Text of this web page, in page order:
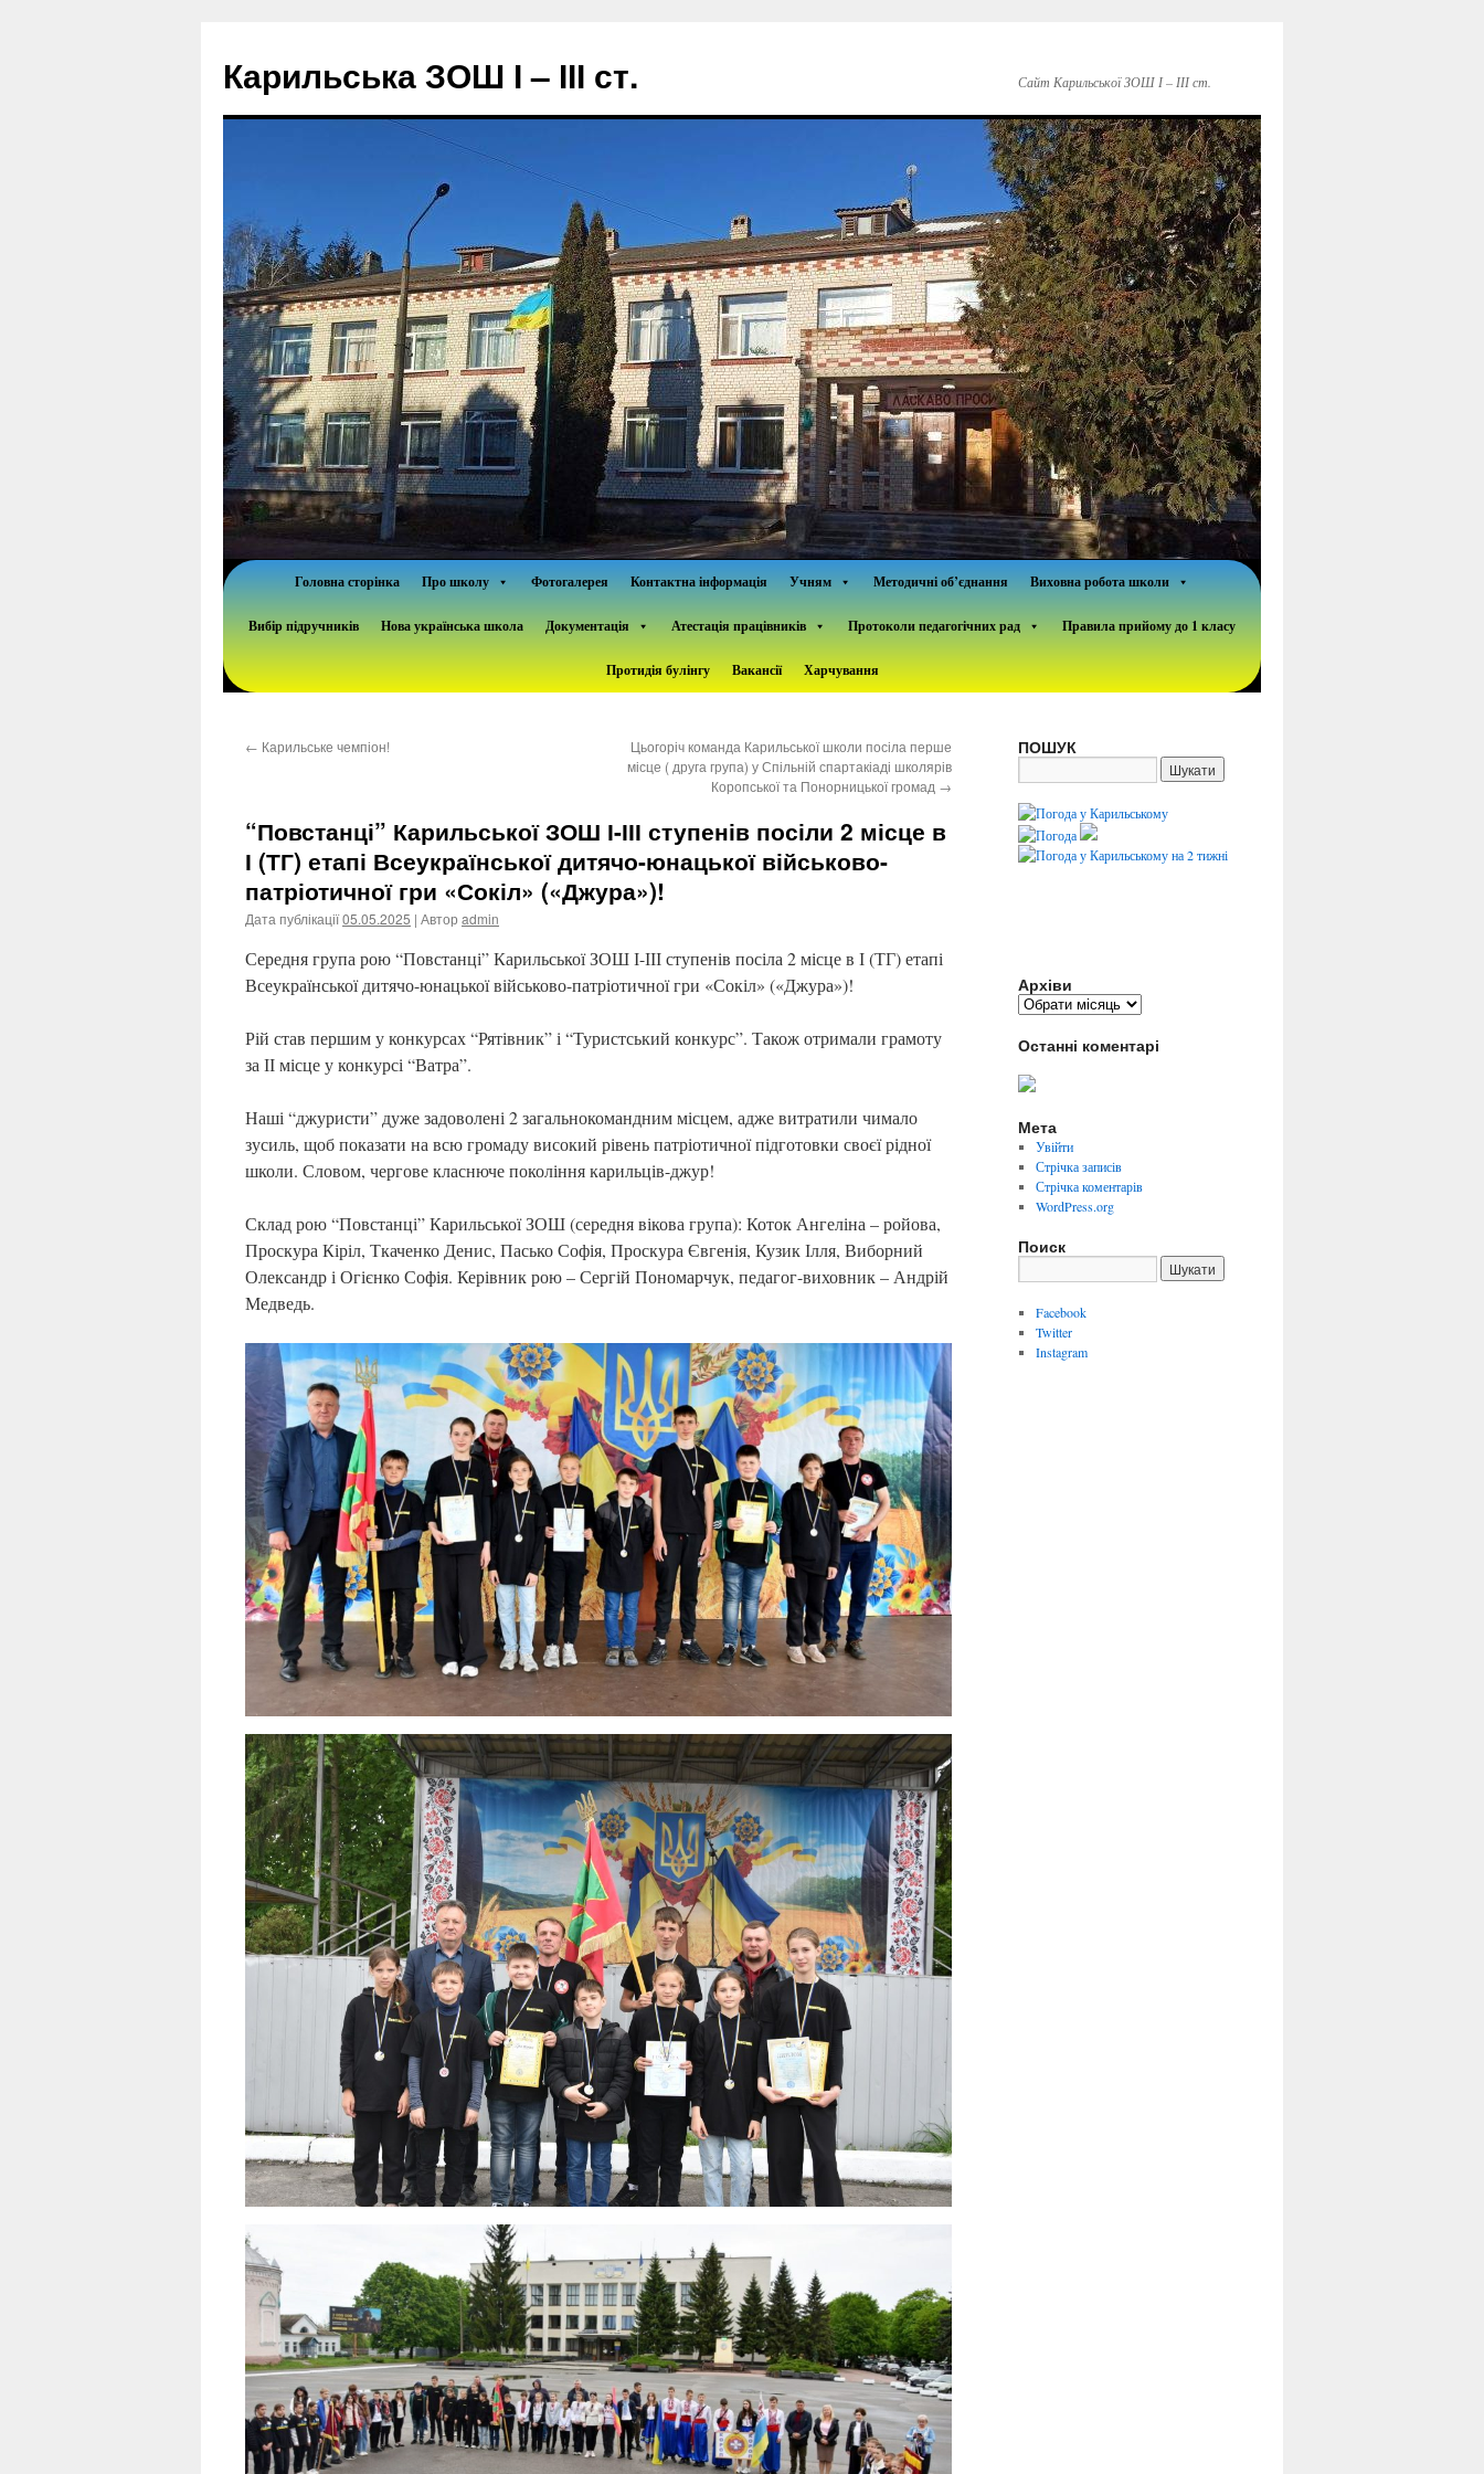
вмісту
Карильська ЗОШ І – ІІІ ст. Сайт Карильської ЗОШ І – ІІІ ст.
Головна сторінка Про школу Фотогалерея Контактна інформація Учням Методичні об’єднання Виховна робота школи
Вибір підручників Нова українська школа Документація Атестація працівників Протоколи педагогічних рад Правила прийому до 1 класу
Протидія булінгу Вакансії Харчування
← Карильське чемпіон!
Цьогоріч команда Карильської школи посіла перше
місце ( друга група) у Спільній спартакіаді школярів
Коропської та Понорницької громад →
“Повстанці” Карильської ЗОШ І-ІІІ ступенів посіли 2 місце в
І (ТГ) етапі Всеукраїнської дитячо-юнацької військово-
патріотичної гри «Сокіл» («Джура»)!
Дата публікації05.05.2025 | Автор admin
Середня група рою “Повстанці” Карильської ЗОШ І-ІІІ ступенів посіла 2 місце в І (ТГ) етапі
Всеукраїнської дитячо-юнацької військово-патріотичної гри «Сокіл» («Джура»)!
Рій став першим у конкурсах “Рятівник” і “Туристський конкурс”. Також отримали грамоту
за ІІ місце у конкурсі “Ватра”.
Наші “джуристи” дуже задоволені 2 загальнокомандним місцем, адже витратили чимало
зусиль, щоб показати на всю громаду високий рівень патріотичної підготовки своєї рідної
школи. Словом, чергове класнюче покоління карильців-джур!
Склад рою “Повстанці” Карильської ЗОШ (середня вікова група): Коток Ангеліна – ройова,
Проскура Кіріл, Ткаченко Денис, Пасько Софія, Проскура Євгенія, Кузик Ілля, Виборний
Олександр і Огієнко Софія. Керівник рою – Сергій Пономарчук, педагог-виховник – Андрій
Медведь.
ПОШУК
Архіви
Архіви
Останні коментарі
Мета
Увійти
Стрічка записів
Стрічка коментарів
WordPress.org
Поиск
Facebook
Twitter
Instagram